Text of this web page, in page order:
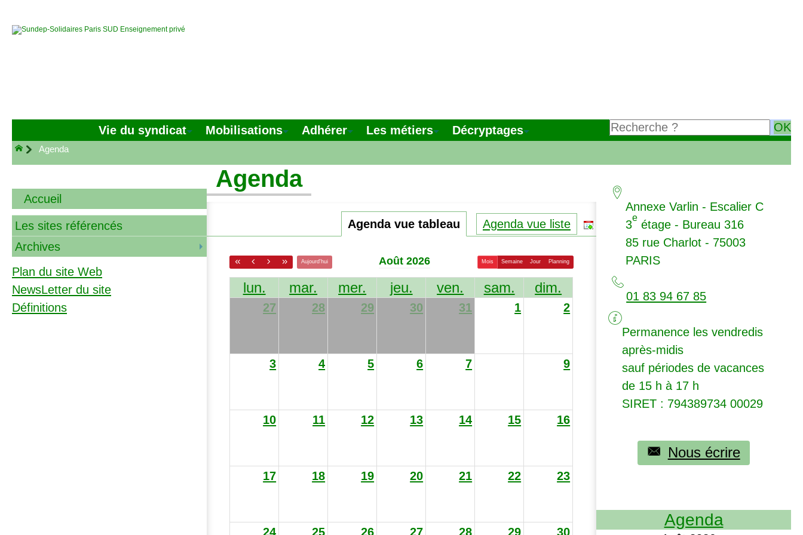
Vie du syndicat Mobilisations Adhérer Les métiers Décryptages
Agenda
Agenda
Agenda vue tableau Agenda vue liste
Aujourd'hui août 2026 Mois Semaine Jour Planning
lun. mar. mer. jeu. ven. sam. dim.
27 28 29 30 31 1 2
3 4 5 6 7 9
10 11 12 13 14 15 16
17 18 19 20 21 22 23
24 25 26 27 28 29 30
Accueil
Les sites référencés
Archives
Plan du site Web
NewsLetter du site
Définitions
Annexe Varlin - Escalier C
3
e
étage - Bureau 316
85 rue Charlot - 75003
PARIS
01 83 94 67 85
Permanence les vendredis
après-midis
sauf périodes de vacances
de 15 h à 17 h
SIRET : 794389734 00029
Nous écrire
Agenda